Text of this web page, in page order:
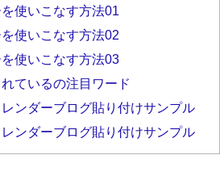
使いこなす方法01
使いこなす方法02
使いこなす方法03
ているの注目ワード
ンダーブログ貼り付けサンプル
ンダーブログ貼り付けサンプル